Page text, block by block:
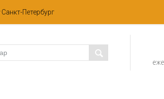
Санкт-Петербург